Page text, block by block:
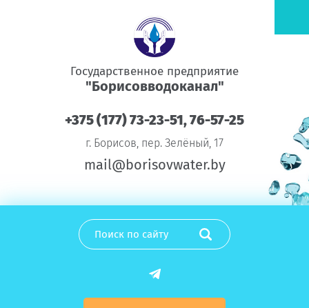
Государственное предприятие
"Борисовводоканал"
+375 (177) 73-23-51, 76-57-25
г. Борисов, пер. Зелёный, 17
mail@borisovwater.by